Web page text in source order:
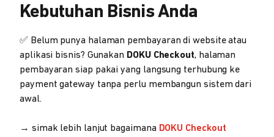
Kebutuhan Bisnis Anda
✅ Belum punya halaman pembayaran di website atau
aplikasi bisnis? Gunakan DOKU Checkout, halaman
pembayaran siap pakai yang langsung terhubung ke
payment gateway tanpa perlu membangun sistem dari
awal.
→ simak lebih lanjut bagaimana DOKU Checkout